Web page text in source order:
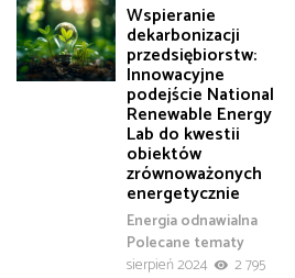
Wspieranie
dekarbonizacji
przedsiębiorstw:
Innowacyjne
podejście National
Renewable Energy
Lab do kwestii
obiektów
zrównoważonych
energetycznie
Energia odnawialna
Polecane tematy
sierpień 2024
2 795